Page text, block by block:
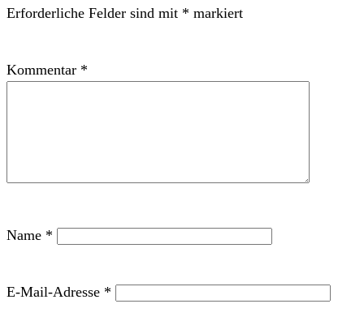
Erforderliche Felder sind mit * markiert
Kommentar *
Name *
E-Mail-Adresse *